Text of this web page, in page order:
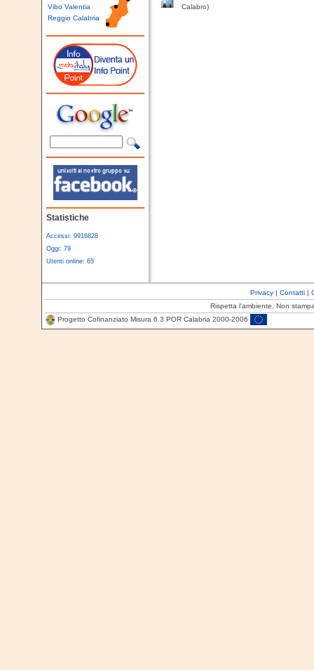
Vibo Valentia
Reggio Calabria
Statistiche
Accessi: 9916828
Oggi: 79
Utenti online: 65
Calabro)
Privacy| Contatti|
Rispetta l'ambiente. Non
Progetto Cofinanziato Misura 6.3 POR Calabria 2000-2006